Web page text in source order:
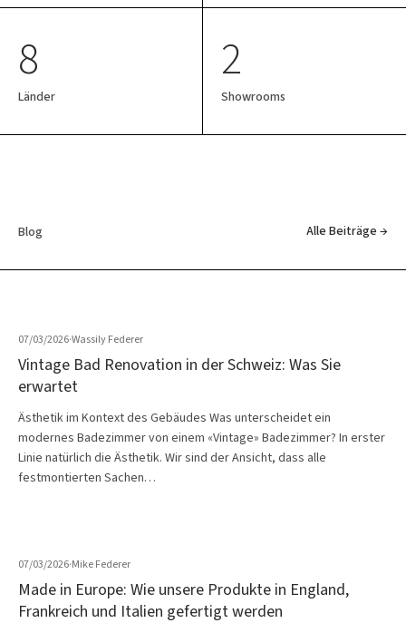
8
Länder
2
Showrooms
Blog Alle Beiträge →
07/03/2026·Wassily Federer
Vintage Bad Renovation in der Schweiz: Was Sie
erwartet
Ästhetik im Kontext des Gebäudes Was unterscheidet ein
modernes Badezimmer von einem «Vintage» Badezimmer? In erster
Linie natürlich die Ästhetik. Wir sind der Ansicht, dass alle
festmontierten Sachen…
07/03/2026·Mike Federer
Made in Europe: Wie unsere Produkte in England,
Frankreich und Italien gefertigt werden